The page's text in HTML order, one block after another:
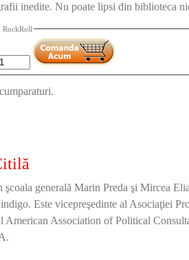
inedite. Nu poate lipsi din biblioteca
RockRoll
şcoala generală Marin Preda şi Mircea
Este vicepreşedinte al Asociaţiei
American Association of Political